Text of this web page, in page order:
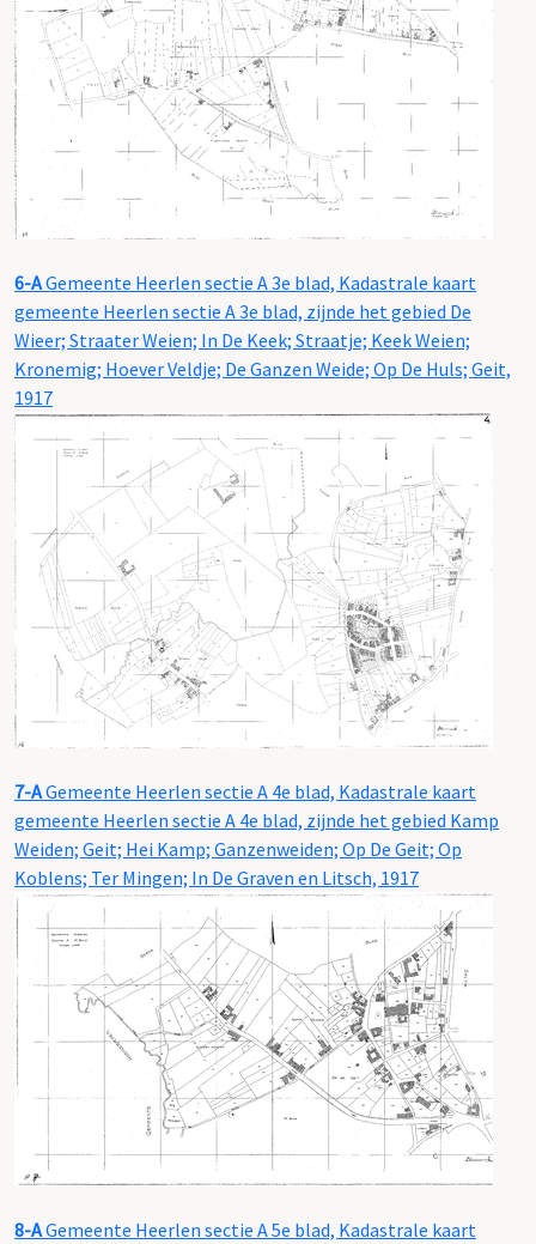
6-AGemeente Heerlen sectie A 3e blad, Kadastrale kaart
gemeente Heerlen sectie A 3e blad, zijnde het gebied De
Wieer; Straater Weien; In De Keek; Straatje; Keek Weien;
Kronemig; Hoever Veldje; De Ganzen Weide; Op De Huls; Geit,
1917
7-AGemeente Heerlen sectie A 4e blad, Kadastrale kaart
gemeente Heerlen sectie A 4e blad, zijnde het gebied Kamp
Weiden; Geit; Hei Kamp; Ganzenweiden; Op De Geit; Op
Koblens; Ter Mingen; In De Graven en Litsch, 1917
8-AGemeente Heerlen sectie A 5e blad, Kadastrale kaart